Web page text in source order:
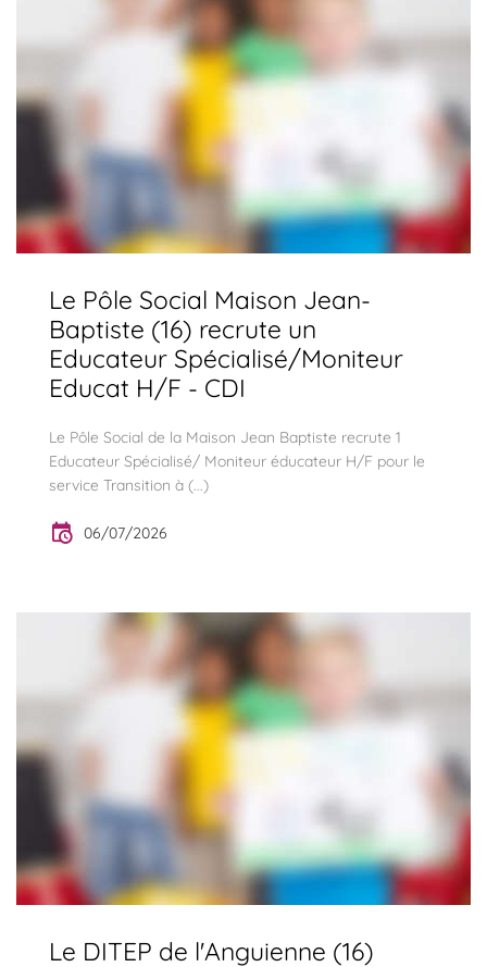
Le Pôle Social Maison Jean-
Baptiste (16) recrute un
Educateur Spécialisé/Moniteur
Educat H/F - CDI
Le Pôle Social de la Maison Jean Baptiste recrute 1
Educateur Spécialisé/ Moniteur éducateur H/F pour le
service Transition à (...)
06/07/2026
Le DITEP de l'Anguienne (16)